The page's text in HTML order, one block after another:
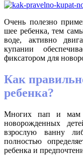
Очень полезно
шее ребенка, тем
воде, активно
купании
фиксатором для
Как
ребенка?
Многих пап и мам
новорожденных
взрослую ванну
полностью
ребенка и